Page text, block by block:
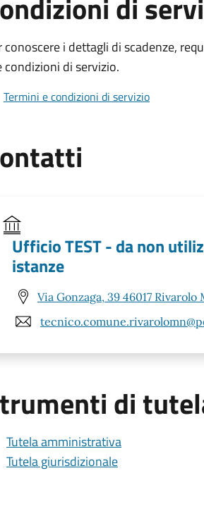
di
conoscere i dettagli di scadenze,
condizioni di servizio.
Termini e condizioni di servizio
Ufficio TEST - da non
istanze
Via Gonzaga, 39 46017
di
Tutela amministrativa
Tutela giurisdizionale